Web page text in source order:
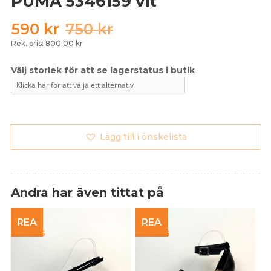
750kr
var:
750 kr.
590 kr
är:
590 kr.
Rek. pris: 800.00 kr
Lägg till i önskelista
Andra har även tittat på
REA REA